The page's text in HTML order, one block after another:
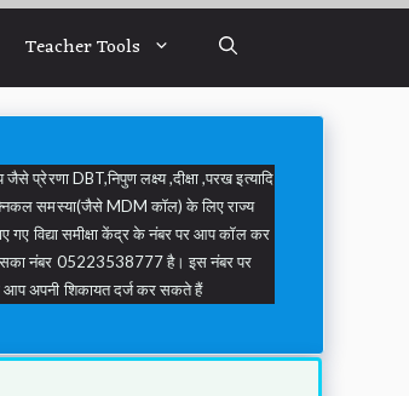
Teacher Tools
जैसे प्रेरणा DBT,निपुण लक्ष्य ,दीक्षा ,परख इत्यादि
समस्या(जैसे MDM कॉल) के लिए राज्य
गए विद्या समीक्षा केंद्र के नंबर पर आप कॉल कर
नंबर 05223538777 है। इस नंबर पर
अपनी शिकायत दर्ज कर सकते हैं